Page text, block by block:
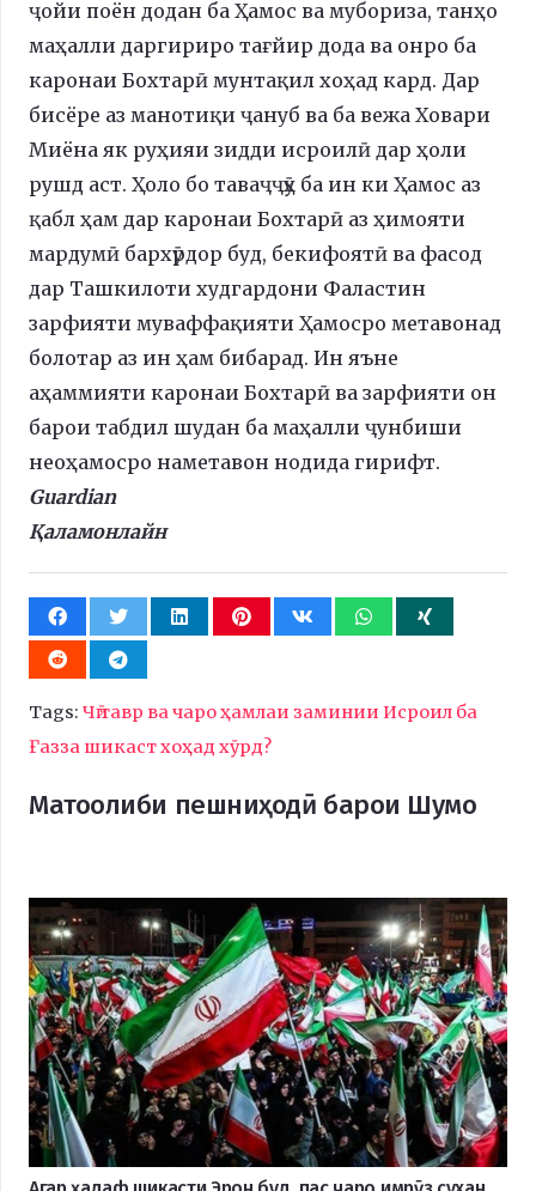
ҷойи поён додан ба Ҳамос ва мубориза, танҳо
маҳалли даргириро тағйир дода ва онро ба
каронаи Бохтарӣ мунтақил хоҳад кард. Дар
бисёре аз манотиқи ҷануб ва ба вежа Ховари
Миёна як руҳияи зидди исроилӣ дар ҳоли
рушд аст. Ҳоло бо таваҷҷӯҳ ба ин ки Ҳамос аз
қабл ҳам дар каронаи Бохтарӣ аз ҳимояти
мардумӣ бархӯрдор буд, бекифоятӣ ва фасод
дар Ташкилоти худгардони Фаластин
зарфияти муваффақияти Ҳамосро метавонад
болотар аз ин ҳам бибарад. Ин яъне
аҳаммияти каронаи Бохтарӣ ва зарфияти он
барои табдил шудан ба маҳалли ҷунбиши
неоҳамосро наметавон нодида гирифт.
Guardian
Қаламонлайн
Tags: Чӣ тавр ва чаро ҳамлаи заминии Исроил ба
Ғазза шикаст хоҳад хӯрд?
Матоолиби пешниҳодӣ барои Шумо